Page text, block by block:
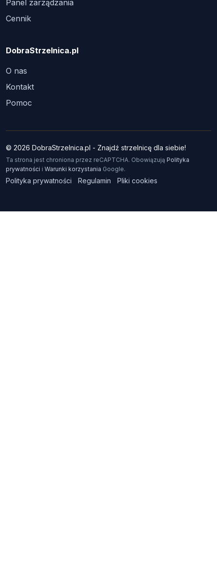
Panel zarządzania
Cennik
DobraStrzelnica.pl
O nas
Kontakt
Pomoc
© 2026 DobraStrzelnica.pl - Znajdź strzelnicę dla siebie!
Ta strona jest chroniona przez reCAPTCHA. Obowiązują Polityka
prywatności i Warunki korzystania Google.
Polityka prywatności Regulamin Pliki cookies